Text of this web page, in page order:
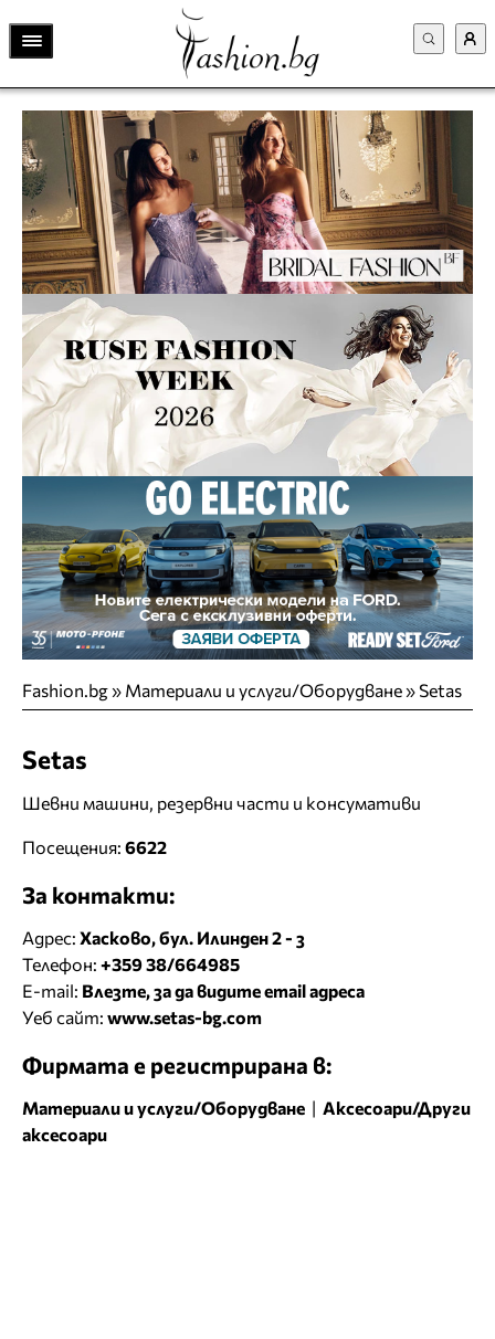
Fashion.bg» Материали и услуги/Оборудване»Setas
Setas
Шевни машини, резервни части и консумативи
Посещения: 6622
За контакти:
Адрес: Хасково, бул. Илинден 2 - з
Телефон: +359 38/664985
E-mail: Влезте, за да видите email адреса
Уеб сайт: www.setas-bg.com
Фирмата е регистрирана в:
Материали и услуги/Оборудване | Аксесоари/Други
аксесоари